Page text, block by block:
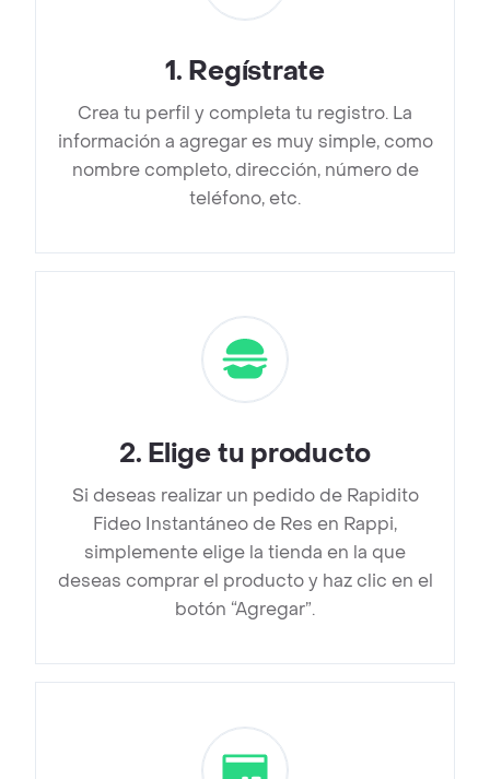
1. Regístrate
Crea tu perfil y completa tu registro. La
información a agregar es muy simple, como
nombre completo, dirección, número de
teléfono, etc.
2. Elige tu producto
Si deseas realizar un pedido de Rapidito
Fideo Instantáneo de Res en Rappi,
simplemente elige la tienda en la que
deseas comprar el producto y haz clic en el
botón “Agregar”.